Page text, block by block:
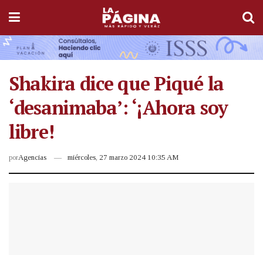
Shakira dice que Piqué la
‘desanimaba’: ‘¡Ahora soy
libre!
porAgencias miércoles, 27 marzo 2024 10:35 AM